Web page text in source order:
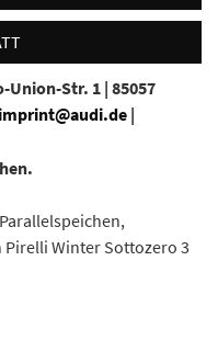
Union-Str. 1 | 85057
imprint@audi.de |
Winter Sottozero 3